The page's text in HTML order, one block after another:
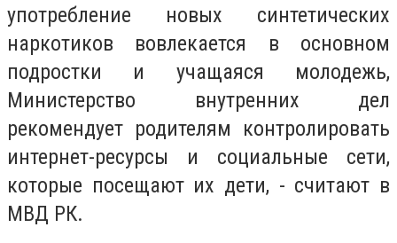
употребление новых синтетических
наркотиков вовлекается в основном
подростки и учащаяся молодежь,
Министерство внутренних дел
рекомендует родителям контролировать
интернет-ресурсы и социальные сети,
которые посещают их дети, - считают в
МВД РК.